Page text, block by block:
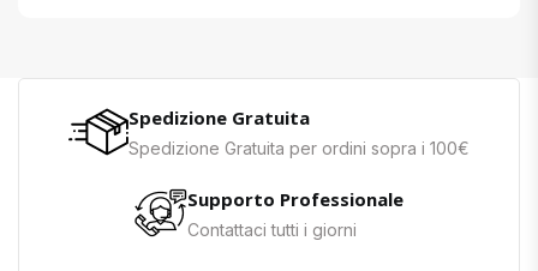
Spedizione Gratuita
Spedizione Gratuita per ordini sopra i 100€
Supporto Professionale
Contattaci tutti i giorni